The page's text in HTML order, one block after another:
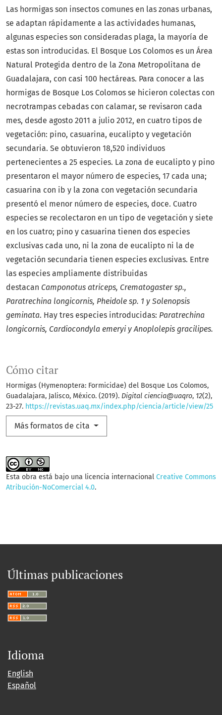
Cómo citar
Hormigas (Hymenoptera: Formicidae) del Bosque Los Colomos,
Guadalajara, Jalisco, México. (2019). Digital ciencia@uaqro, 12(2),
23-27. https://revistas.uaq.mx/index.php/ciencia/article/view/25
Más formatos de cita
Las hormigas son insectos comunes en las zonas urbanas,
se adaptan rápidamente a las actividades humanas,
algunas especies son consideradas plaga, la mayoría de
estas son introducidas. El Bosque Los Colomos es un Área
Natural Protegida dentro de la Zona Metropolitana de
Guadalajara, con casi 100 hectáreas. Para conocer a las
hormigas de Bosque Los Colomos se hicieron colectas con
necrotrampas cebadas con calamar, se revisaron cada
mes, desde agosto 2011 a julio 2012, en cuatro tipos de
vegetación: pino, casuarina, eucalipto y vegetación
secundaria. Se obtuvieron 18,520 individuos
pertenecientes a 25 especies. La zona de eucalipto y pino
presentaron el mayor número de especies, 17 cada una;
casuarina con ib y la zona con vegetación secundaria
presentó el menor número de especies, doce. Cuatro
especies se recolectaron en un tipo de vegetación y siete
en los cuatro; pino y casuarina tienen dos especies
exclusivas cada uno, ni la zona de eucalipto ni la de
vegetación secundaria tienen especies exclusivas. Entre
las especies ampliamente distribuidas
destacan Camponotus atriceps, Crematogaster sp.,
Paratrechina longicornis, Pheidole sp. 1 y Solenopsis
geminata. Hay tres especies introducidas: Paratrechina
longicornis, Cardiocondyla emeryi y Anoplolepis gracilipes.
Esta obra está bajo una licencia internacional Creative Commons
Atribución-NoComercial 4.0.
Últimas publicaciones
Idioma
English
Español